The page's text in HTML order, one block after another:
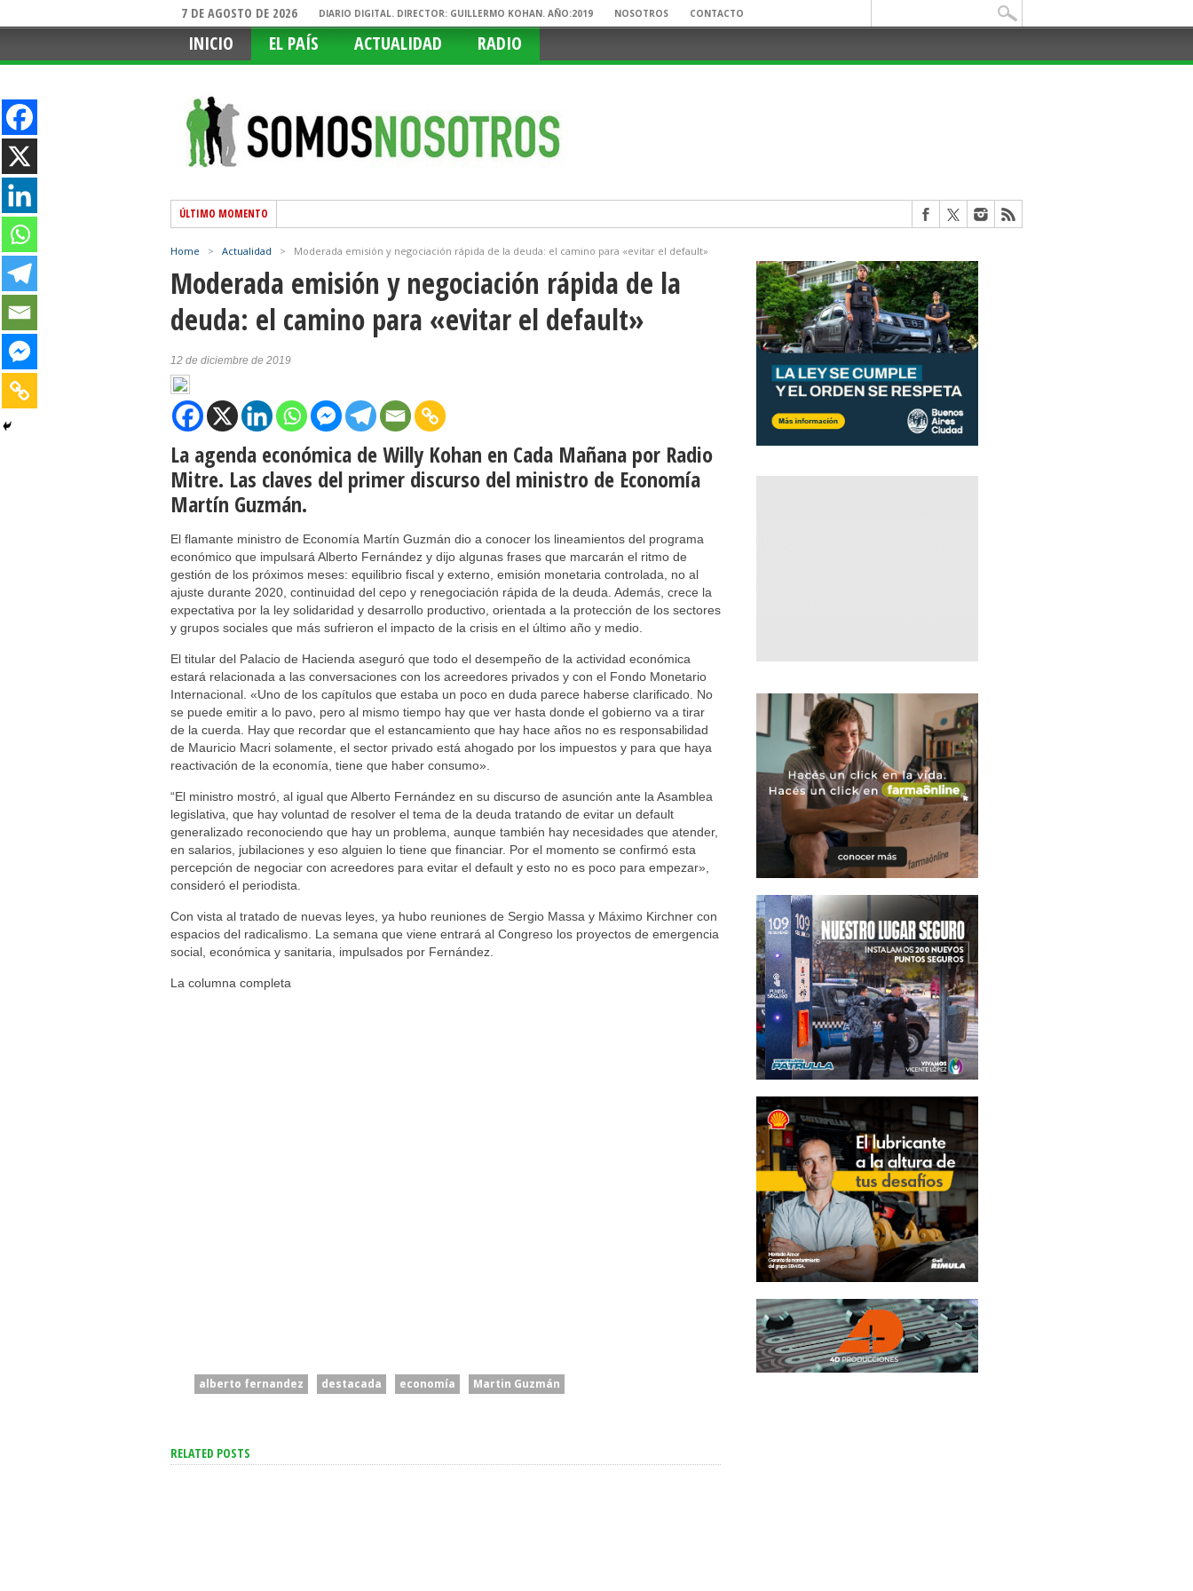
7 DE AGOSTO DE 2026 DIARIO DIGITAL. DIRECTOR: GUILLERMO KOHAN. AÑO:2019 NOSOTROS CONTACTO
INICIO EL PAÍS ACTUALIDAD RADIO
ÚLTIMO MOMENTO
Home > Actualidad > Moderada emisión y negociación rápida de la deuda: el camino para «evitar el default»
Moderada emisión y negociación rápida de la
deuda: el camino para «evitar el default»
12 de diciembre de 2019
La agenda económica de Willy Kohan en Cada Mañana por Radio
Mitre. Las claves del primer discurso del ministro de Economía
Martín Guzmán.
El flamante ministro de Economía Martín Guzmán dio a conocer los lineamientos del programa
económico que impulsará Alberto Fernández y dijo algunas frases que marcarán el ritmo de
gestión de los próximos meses: equilibrio fiscal y externo, emisión monetaria controlada, no al
ajuste durante 2020, continuidad del cepo y renegociación rápida de la deuda. Además, crece la
expectativa por la ley solidaridad y desarrollo productivo, orientada a la protección de los sectores
y grupos sociales que más sufrieron el impacto de la crisis en el último año y medio.
El titular del Palacio de Hacienda aseguró que todo el desempeño de la actividad económica
estará relacionada a las conversaciones con los acreedores privados y con el Fondo Monetario
Internacional. «Uno de los capítulos que estaba un poco en duda parece haberse clarificado. No
se puede emitir a lo pavo, pero al mismo tiempo hay que ver hasta donde el gobierno va a tirar
de la cuerda. Hay que recordar que el estancamiento que hay hace años no es responsabilidad
de Mauricio Macri solamente, el sector privado está ahogado por los impuestos y para que haya
reactivación de la economía, tiene que haber consumo».
“El ministro mostró, al igual que Alberto Fernández en su discurso de asunción ante la Asamblea
legislativa, que hay voluntad de resolver el tema de la deuda tratando de evitar un default
generalizado reconociendo que hay un problema, aunque también hay necesidades que atender,
en salarios, jubilaciones y eso alguien lo tiene que financiar. Por el momento se confirmó esta
percepción de negociar con acreedores para evitar el default y esto no es poco para empezar»,
consideró el periodista.
Con vista al tratado de nuevas leyes, ya hubo reuniones de Sergio Massa y Máximo Kirchner con
espacios del radicalismo. La semana que viene entrará al Congreso los proyectos de emergencia
social, económica y sanitaria, impulsados por Fernández.
La columna completa
alberto fernandez destacada economía Martin Guzmán
RELATED POSTS